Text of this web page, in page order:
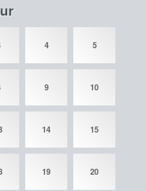
4 5
9 10
14 15
19 20